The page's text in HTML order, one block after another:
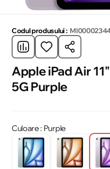
Codul produsului :
Apple iPad Air
5G Purple
Culoare : Purple